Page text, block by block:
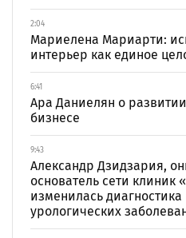
2:04
Мариелена Мариарти:
интерьер как единое
6:41
Ара Даниелян о
бизнесе
9:43
Александр Дзидзария,
основатель сети клиник
изменилась
урологических